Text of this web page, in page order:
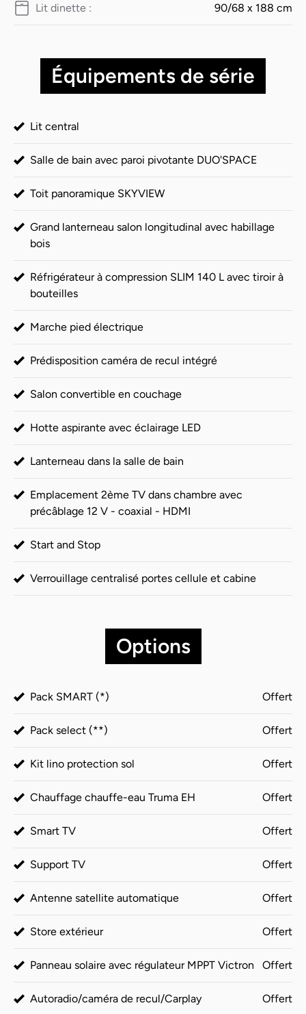
Lit dinette : 90/68 x 188 cm
Équipements de série
Lit central
Salle de bain avec paroi pivotante DUO'SPACE
Toit panoramique SKYVIEW
Grand lanterneau salon longitudinal avec habillage
bois
Réfrigérateur à compression SLIM 140 L avec tiroir à
bouteilles
Marche pied électrique
Prédisposition caméra de recul intégré
Salon convertible en couchage
Hotte aspirante avec éclairage LED
Lanterneau dans la salle de bain
Emplacement 2ème TV dans chambre avec
précâblage 12 V - coaxial - HDMI
Start and Stop
Verrouillage centralisé portes cellule et cabine
Options
Pack SMART (*) Offert
Pack select (**) Offert
Kit lino protection sol Offert
Chauffage chauffe-eau Truma EH Offert
Smart TV Offert
Support TV Offert
Antenne satellite automatique Offert
Store extérieur Offert
Panneau solaire avec régulateur MPPT Victron Offert
Autoradio/caméra de recul/Carplay Offert